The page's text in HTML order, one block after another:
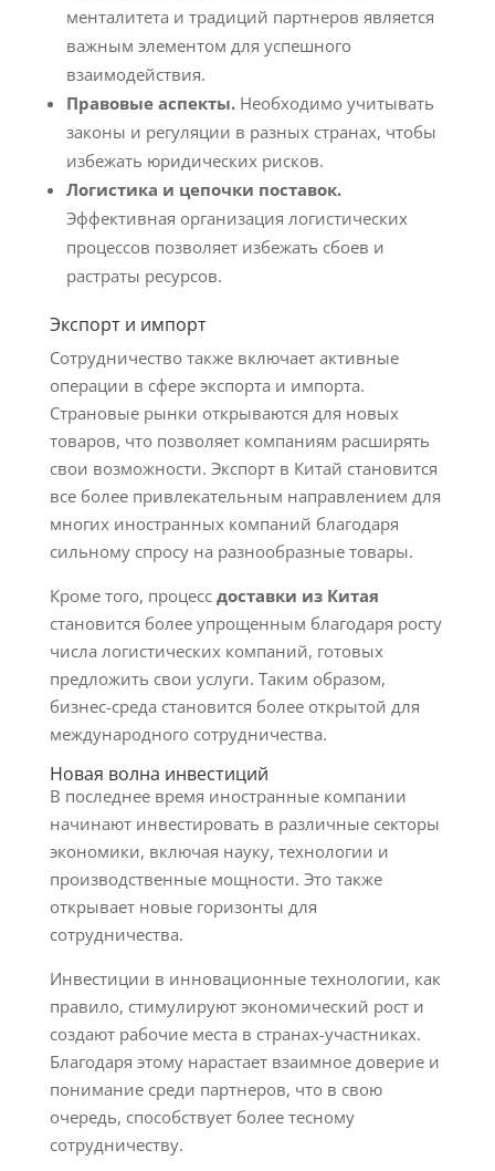
менталитета и традиций партнеров является
важным элементом для успешного
взаимодействия.
Правовые аспекты.Необходимо учитывать
законы и регуляции в разных странах, чтобы
избежать юридических рисков.
Логистика и цепочки поставок.
Эффективная организация логистических
процессов позволяет избежать сбоев и
растраты ресурсов.
Экспорт и импорт
Сотрудничество также включает активные
операции в сфере экспорта и импорта.
Страновые рынки открываются для новых
товаров, что позволяет компаниям расширять
свои возможности. Экспорт в Китай становится
все более привлекательным направлением для
многих иностранных компаний благодаря
сильному спросу на разнообразные товары.
Кроме того, процесс доставки из Китая
становится более упрощенным благодаря росту
числа логистических компаний, готовых
предложить свои услуги. Таким образом,
бизнес-среда становится более открытой для
международного сотрудничества.
Новая волна инвестиций
В последнее время иностранные компании
начинают инвестировать в различные секторы
экономики, включая науку, технологии и
производственные мощности. Это также
открывает новые горизонты для
сотрудничества.
Инвестиции в инновационные технологии, как
правило, стимулируют экономический рост и
создают рабочие места в странах-участниках.
Благодаря этому нарастает взаимное доверие и
понимание среди партнеров, что в свою
очередь, способствует более тесному
сотрудничеству.